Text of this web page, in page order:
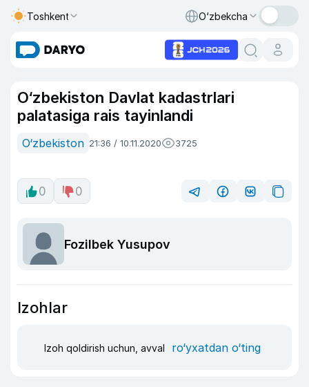
Toshkent O‘zbekcha
O‘zbekiston Davlat kadastrlari
palatasiga rais tayinlandi
O‘zbekiston 21:36 / 10.11.2020 3725
0 0
Fozilbek Yusupov
Izohlar
Izoh qoldirish uchun, avval ro‘yxatdan o‘ting